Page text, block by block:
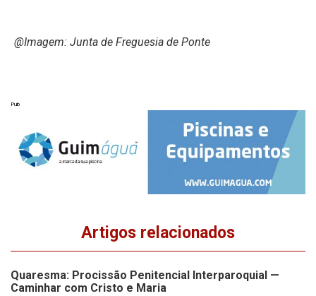
@Imagem: Junta de Freguesia de Ponte
Pub
Artigos relacionados
Quaresma: Procissão Penitencial Interparoquial —
Caminhar com Cristo e Maria